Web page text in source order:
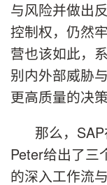
与风险并做出
控制权，仍然
营也该如此，
别内外部威胁
更高质量的决策
那么，
Peter给出了三
的深入工作流